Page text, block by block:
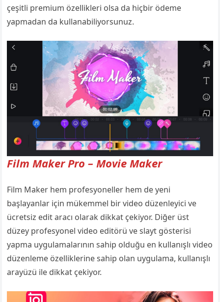
çeşitli premium özellikleri olsa da hiçbir ödeme
yapmadan da kullanabiliyorsunuz.
Film Maker Pro – Movie Maker
Film Maker hem profesyoneller hem de yeni
başlayanlar için mükemmel bir video düzenleyici ve
ücretsiz edit aracı olarak dikkat çekiyor. Diğer üst
düzey profesyonel video editörü ve slayt gösterisi
yapma uygulamalarının sahip olduğu en kullanışlı video
düzenleme özelliklerine sahip olan uygulama, kullanışlı
arayüzü ile dikkat çekiyor.